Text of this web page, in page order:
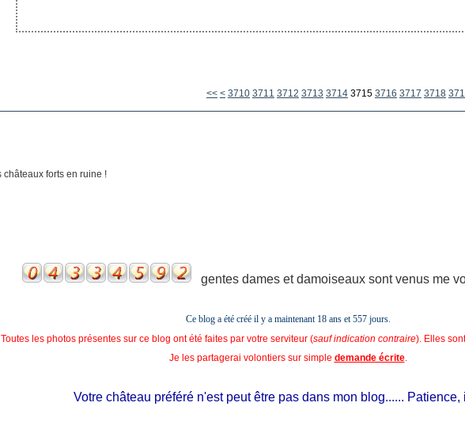
<< < 3700
3710 3711 3712 3713 3714 3715 3716 3717 3718
gentes dames et damoiseaux sont venus me
Ce blog a été créé il y a maintenant 18 ans et557 jours.
Toutes les photos présentes sur ce blog ont été faites par votre serviteur (sauf indication contraire). Elles
Je les partagerai volontiers sur simple demande écrite.
Votre château préféré n'est peut être pas dans mon blog...... Patience,